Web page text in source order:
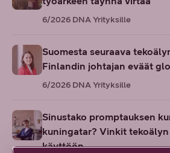
6/2026 DNA Yrityksille
Suomesta seuraava
Finlandin johtajan eväät
6/2026 DNA Yrityksille
Sinustako promptauksen
kuningatar? Vinkit
käyttöön